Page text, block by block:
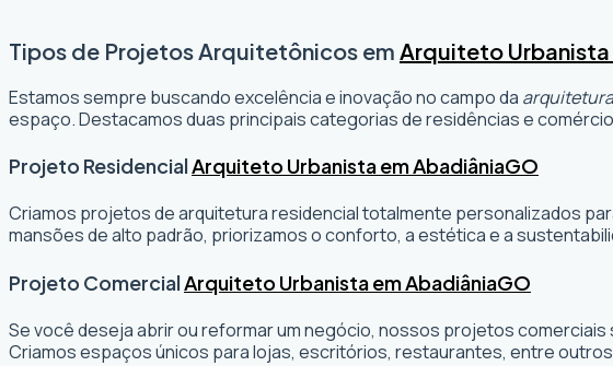
Tipos de Projetos Arquitetônicos em Arquiteto
Estamos sempre buscando excelência e inovação no campo da
espaço. Destacamos duas principais categorias de residências e
Projeto ResidencialArquiteto Urbanista em AbadiâniaGO
Criamos projetos de arquitetura residencial totalmente personalizados
mansões de alto padrão, priorizamos o conforto, a estética e a
Projeto ComercialArquiteto Urbanista em AbadiâniaGO
Se você deseja abrir ou reformar um negócio, nossos projetos comerciais
Criamos espaços únicos para lojas, escritórios, restaurantes, entre